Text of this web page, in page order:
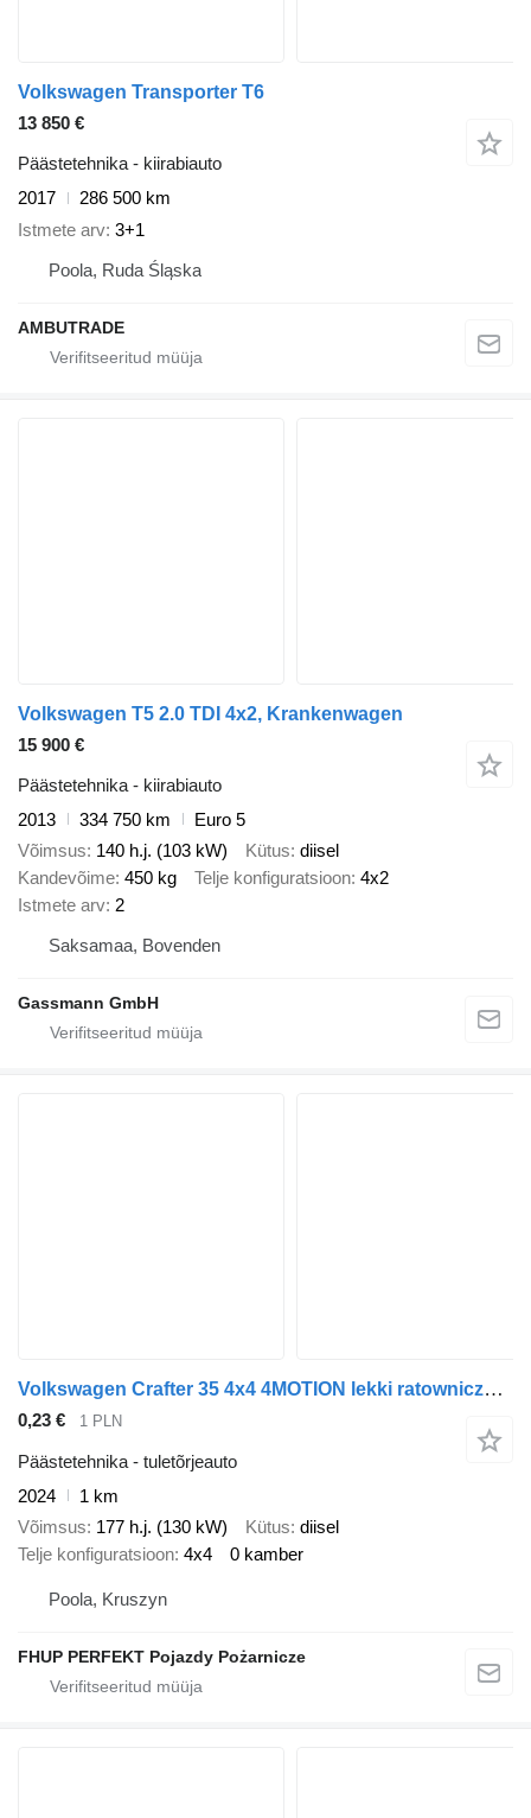
Volkswagen Transporter T6
13 850 €
Päästetehnika - kiirabiauto
2017
286 500 km
Istmete arv 3+1
Poola, Ruda Śląska
AMBUTRADE
Volkswagen T5 2.0 TDI 4x2, Krankenwagen
15 900 €
Päästetehnika - kiirabiauto
2013
334 750 km
Euro 5
Võimsus 140 h.j. (103 kW) Kütus diisel
Kandevõime 450 kg Telje konfiguratsioon 4x2
Istmete arv 2
Saksamaa, Bovenden
Gassmann GmbH
Volkswagen Crafter 35 4x4 4MOTION lekki ratowniczo-gaśniczy
0,23 € 1 PLN
Päästetehnika - tuletõrjeauto
2024
1 km
Võimsus 177 h.j. (130 kW) Kütus diisel
Telje konfiguratsioon 4x4 0 kamber
Poola, Kruszyn
FHUP PERFEKT Pojazdy Pożarnicze